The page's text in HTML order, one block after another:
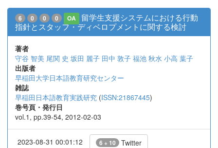
6 0 0 0 OA
留学生支援システムにおける行動
指針とスタッフ・ディベロプメントに関する検討
著者
守谷 智美 尾関 史 坂田 麗子 田中 敦子 福池 秋水 小高 葉子
出版者
早稲田大学日本語教育研究センター
雑誌
早稲田日本語教育実践研究 (ISSN:21867445)
巻号頁・発行日
vol.1, pp.39-54, 2012-02-03
2023-08-31 00:01:12 6 + 10 Twitter